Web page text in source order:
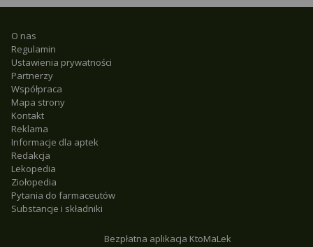
O nas
Regulamin
Ustawienia prywatności
Partnerzy
Współpraca
Mapa strony
Kontakt
Reklama
Informacje dla aptek
Redakcja
Lekopedia
Ziołopedia
Pytania do farmaceutów
Substancje i składniki
Bezpłatna aplikacja KtoMaLek